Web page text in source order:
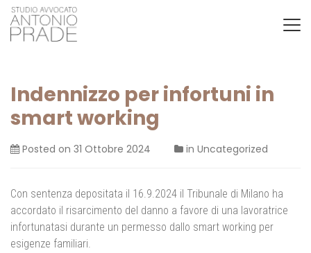
Indennizzo per infortuni in
smart working
Posted on 31 Ottobre 2024 in Uncategorized
Con sentenza depositata il 16.9.2024 il Tribunale di Milano ha
accordato il risarcimento del danno a favore di una lavoratrice
infortunatasi durante un permesso dallo smart working per
esigenze familiari.